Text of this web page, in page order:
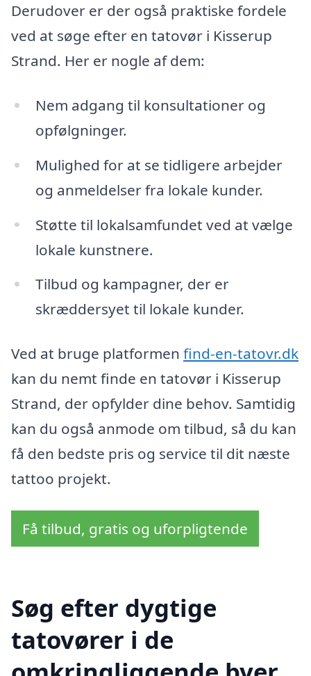
Derudover er der også praktiske fordele
ved at søge efter en tatovør i Kisserup
Strand. Her er nogle af dem:
Nem adgang til konsultationer og
opfølgninger.
Mulighed for at se tidligere arbejder
og anmeldelser fra lokale kunder.
Støtte til lokalsamfundet ved at vælge
lokale kunstnere.
Tilbud og kampagner, der er
skræddersyet til lokale kunder.
Ved at bruge platformen find-en-tatovr.dk
kan du nemt finde en tatovør i Kisserup
Strand, der opfylder dine behov. Samtidig
kan du også anmode om tilbud, så du kan
få den bedste pris og service til dit næste
tattoo projekt.
Få tilbud, gratis og uforpligtende
Søg efter dygtige
tatovører i de